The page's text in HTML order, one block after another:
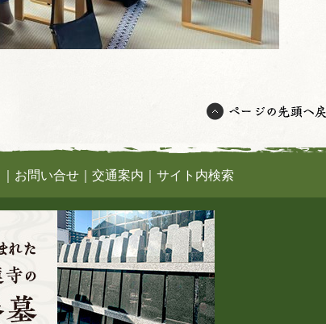
お問い合せ 交通案内 サイト内検索